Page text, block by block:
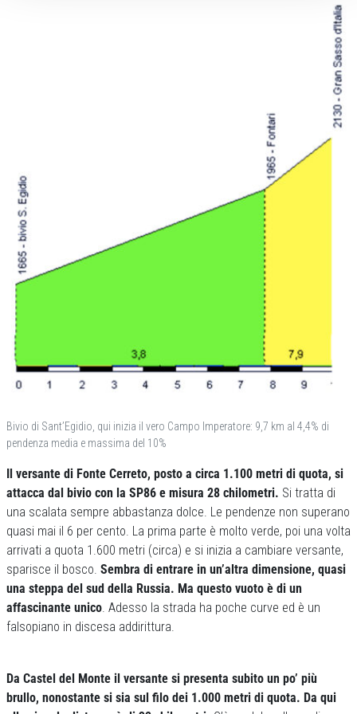
Bivio di Sant’Egidio, qui inizia il vero Campo Imperatore: 9,7 km al 4,4% di
pendenza media e massima del 10%
Il versante di Fonte Cerreto, posto a circa 1.100 metri di quota, si
attacca dal bivio con la SP86 e misura 28 chilometri. Si tratta di
una scalata sempre abbastanza dolce. Le pendenze non superano
quasi mai il 6 per cento. La prima parte è molto verde, poi una volta
arrivati a quota 1.600 metri (circa) e si inizia a cambiare versante,
sparisce il bosco. Sembra di entrare in un’altra dimensione, quasi
una steppa del sud della Russia. Ma questo vuoto è di un
affascinante unico. Adesso la strada ha poche curve ed è un
falsopiano in discesa addirittura.
Da Castel del Monte il versante si presenta subito un po’ più
brullo, nonostante si sia sul filo dei 1.000 metri di quota. Da qui